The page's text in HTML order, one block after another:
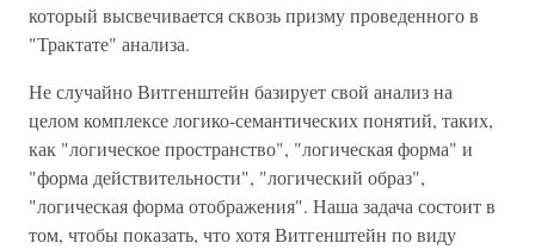
который высвечивается сквозь призму проведенного в
"Трактате" анализа.
Не случайно Витгенштейн базирует свой анализ на
целом комплексе логико-семантических понятий, таких,
как "логическое пространство", "логическая форма" и
"форма действительности", "логический образ",
"логическая форма отображения". Наша задача состоит в
том, чтобы показать, что хотя Витгенштейн по виду